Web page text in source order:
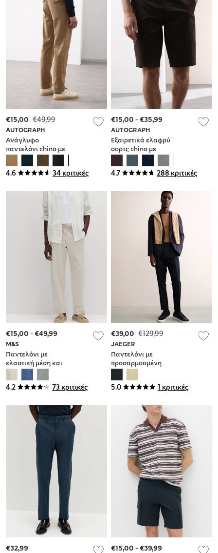
4.6 34 κριτικές
AUTOGRAPH
Ανάγλυφο
παντελόνι chino με
μπροστά και
μπατζάκια που
κάτω
€49,99
€15,00
4.7 288 κριτικές
AUTOGRAPH
Εξαιρετικά ελαφρύ
σορτς chino με
€15,00 -€35,99
4.2 73 κριτικές
M&S
Παντελόνι με
ελαστική μέση και
χαλαρή εφαρμογή
από σύμμεικτο λινό
€15,00 -€49,99
5.0 1 κριτικές
JAEGER
Παντελόνι με
προσαρμοσμένη
βαμβακερό twill και
λινό
€129,99
€39,00
€32,99 €15,00 -€39,99